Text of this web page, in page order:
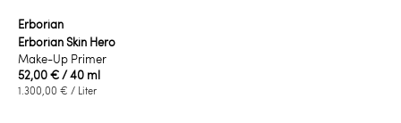
Erborian
Erborian Skin Hero
Make-Up Primer
52,00 €/ 40 ml
1.300,00 € / Liter